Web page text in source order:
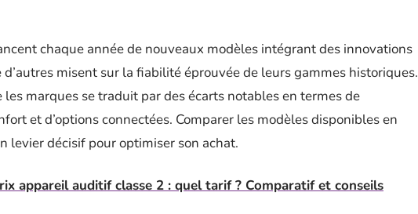
chaque année de nouveaux modèles intégrant des innovations
misent sur la fiabilité éprouvée de leurs gammes historiques.
les marques se traduit par des écarts notables en termes de
et d’options connectées. Comparer les modèles disponibles en
levier décisif pour optimiser son achat.
appareil auditif classe 2 : quel tarif ? Comparatif et conseils